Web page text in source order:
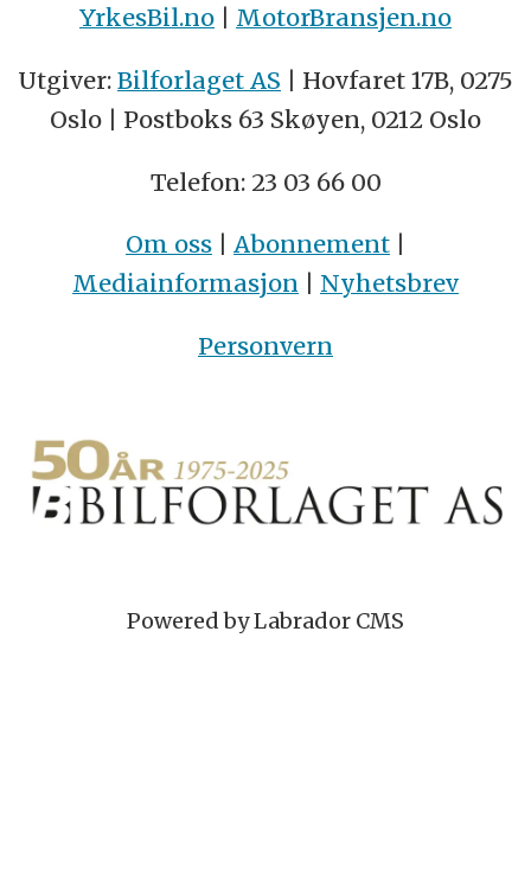
YrkesBil.no | MotorBransjen.no
Utgiver: Bilforlaget AS | Hovfaret 17B, 0275
Oslo | Postboks 63 Skøyen, 0212 Oslo
Telefon: 23 03 66 00
Om oss Abonnement
Mediainformasjon
Nyhetsbrev
Personvern
Powered by Labrador CMS